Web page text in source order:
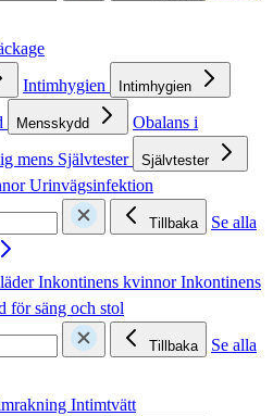
Intimhygien Intimhygien
Mensskydd
Obalans i
mens Självtester Självtester
Urinvägsinfektion
Tillbaka
Se alla
Inkontinens kvinnorInkontinens
för säng och stol
Tillbaka
Se alla
Intimtvätt